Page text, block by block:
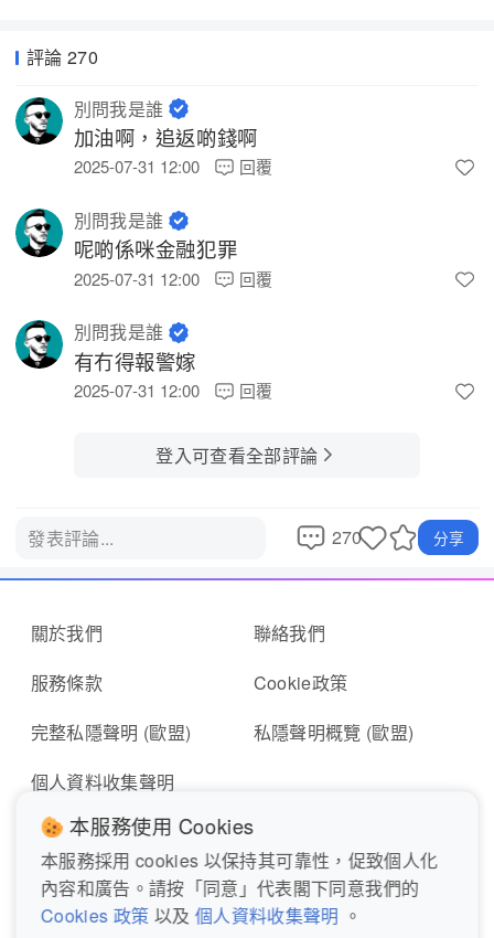
評論 270
別問我是誰
加油啊，追返啲錢啊
2025-07-31 12:00 回覆
別問我是誰
呢啲係咪金融犯罪
2025-07-31 12:00 回覆
別問我是誰
有冇得報警嫁
2025-07-31 12:00 回覆
登入可查看全部評論
發表評論... 270 分享
關於我們
服務條款
完整私隱聲明 (歐盟)
個人資料收集聲明
聯絡我們
Cookie政策
私隱聲明概覽 (歐盟)
即時報料 報東張表格
關注我們
本服務使用 Cookies
本服務採用 cookies 以保持其可靠性，促致個人化
內容和廣告。請按「同意」代表閣下同意我們的
Cookies 政策 以及 個人資料收集聲明 。